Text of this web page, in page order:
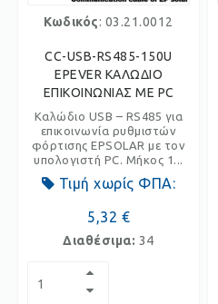
Κωδικός: 03.21.0012
CC-USB-RS485-150U
EPEVER ΚΑΛΩΔΙΟ
ΕΠΙΚΟΙΝΩΝΙΑΣ ΜΕ PC
Καλώδιο USB – RS485 για
επικοινωνία ρυθμιστών
φόρτισης EPSOLAR με τον
υπολογιστή PC. Μήκος 1...
Τιμή χωρίς ΦΠΑ:
5,32 €
Διαθέσιμα: 34